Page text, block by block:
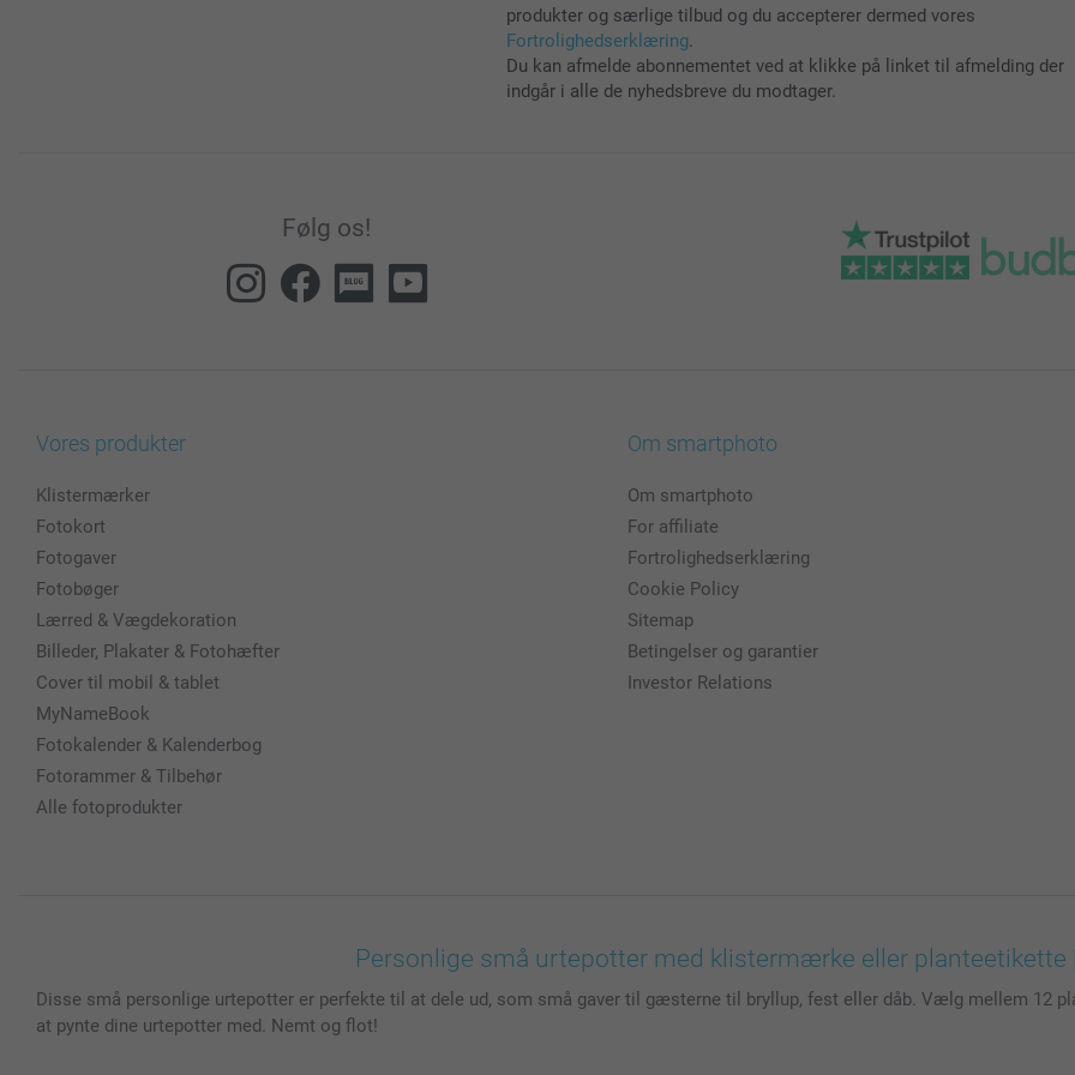
produkter og særlige tilbud og du accepterer dermed vores
Fortrolighedserklæring.
Du kan afmelde abonnementet ved at klikke på linket til afmelding der
indgår i alle de nyhedsbreve du modtager.
Følg os!
Vores produkter
Klistermærker
Fotokort
Fotogaver
Fotobøger
Lærred & Vægdekoration
Billeder, Plakater & Fotohæfter
Cover til mobil & tablet
MyNameBook
Fotokalender & Kalenderbog
Fotorammer & Tilbehør
Alle fotoprodukter
Om smartphoto
Om smartphoto
For affiliate
Fortrolighedserklæring
Cookie Policy
Sitemap
Betingelser og garantier
Investor Relations
Personlige små urtepotter med klistermærke eller planteetikette
Disse små personlige urtepotter er perfekte til at dele ud, som små gaver til gæsterne til bryllup, fest eller dåb. Vælg mellem 12
at pynte dine urtepotter med. Nemt og flot!